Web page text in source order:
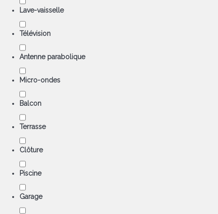
Lave-vaisselle
Télévision
Antenne parabolique
Micro-ondes
Balcon
Terrasse
Clôture
Piscine
Garage